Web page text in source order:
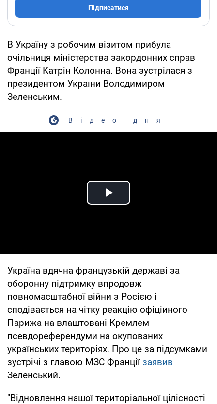
Підписатися
В Україну з робочим візитом прибула
очільниця міністерства закордонних справ
Франції Катрін Колонна. Вона зустрілася з
президентом України Володимиром
Зеленським.
Відео дня
Play Video
Україна вдячна французькій державі за
оборонну підтримку впродовж
повномасштабної війни з Росією і
сподівається на чітку реакцію офіційного
Парижа на влаштовані Кремлем
псевдореферендуми на окупованих
українських територіях. Про це за підсумками
зустрічі з главою МЗС Франціїзаявив
Зеленський.
"Відновлення нашої територіальної цілісності